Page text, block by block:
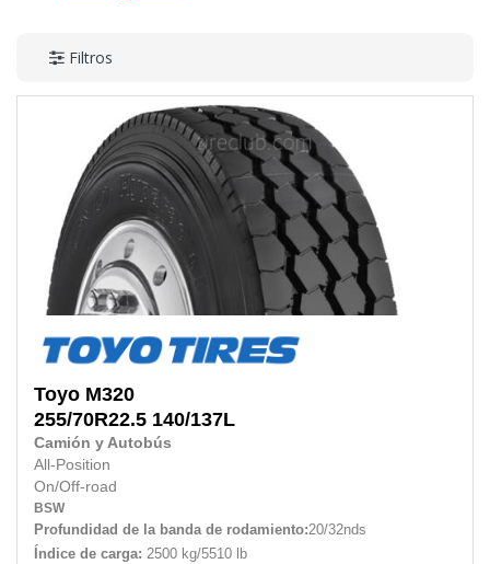
Filtros
Toyo M320
255/70R22.5 140/137L
Camión y Autobús
All-Position
On/Off-road
BSW
Profundidad de la banda de rodamiento:20/32nds
Índice de carga: 2500 kg/5510 lb